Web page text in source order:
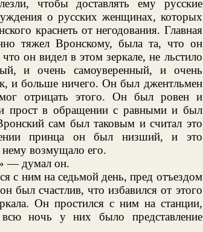
чтобы доставлять ему русские
о русских женщинах, которых
краснеть от негодования. Главная
тяжел Вронскому, была та, что он
он видел в этом зеркале, не льстило
и очень самоуверенный, и очень
и больше ничего. Он был джентльмен
отрицать этого. Он был ровен и
прост в обращении с равными и был
сам был таковым и считал это
принца он был низший, и это
возмущало его.
— думал он.
с ним на седьмой день, пред отъездом
был счастлив, что избавился от этого
Он простился с ним на станции,
ночь у них было представление